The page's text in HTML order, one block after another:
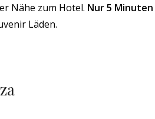
Nähe zum Hotel. Nur 5 Minuten
Läden.